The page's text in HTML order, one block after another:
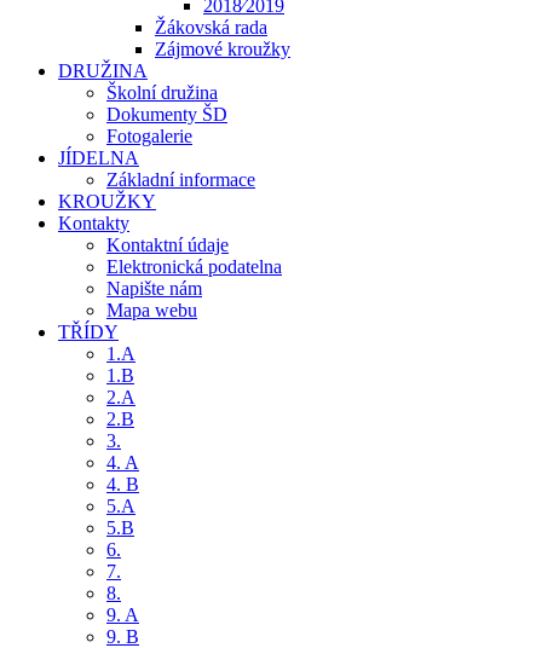
2018⁄2019
Žákovská rada
Zájmové kroužky
DRUŽINA
Školní družina
Dokumenty ŠD
Fotogalerie
JÍDELNA
Základní informace
KROUŽKY
Kontakty
Kontaktní údaje
Elektronická podatelna
Napište nám
Mapa webu
TŘÍDY
1.A
1.B
2.A
2.B
3.
4. A
4. B
5.A
5.B
6.
7.
8.
9. A
9. B